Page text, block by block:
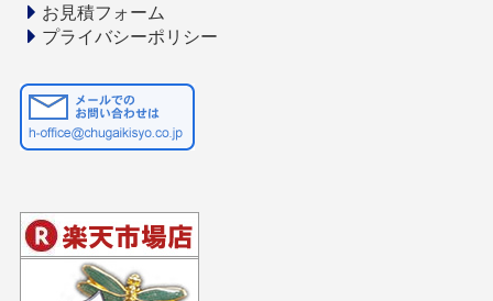
お見積フォーム
プライバシーポリシー